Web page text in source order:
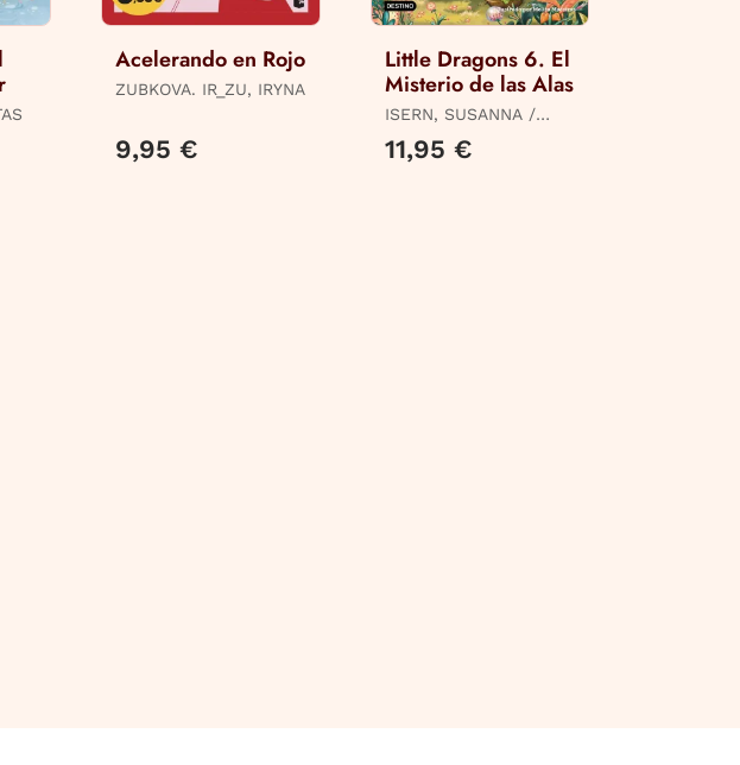
Acelerando en Rojo
ZUBKOVA. IR_ZU, IRYNA
9,95 €
Little Dragons 6. El
Misterio de las Alas
ISERN, SUSANNA /
MACEIRAS SOARES,
MELISA
11,95 €